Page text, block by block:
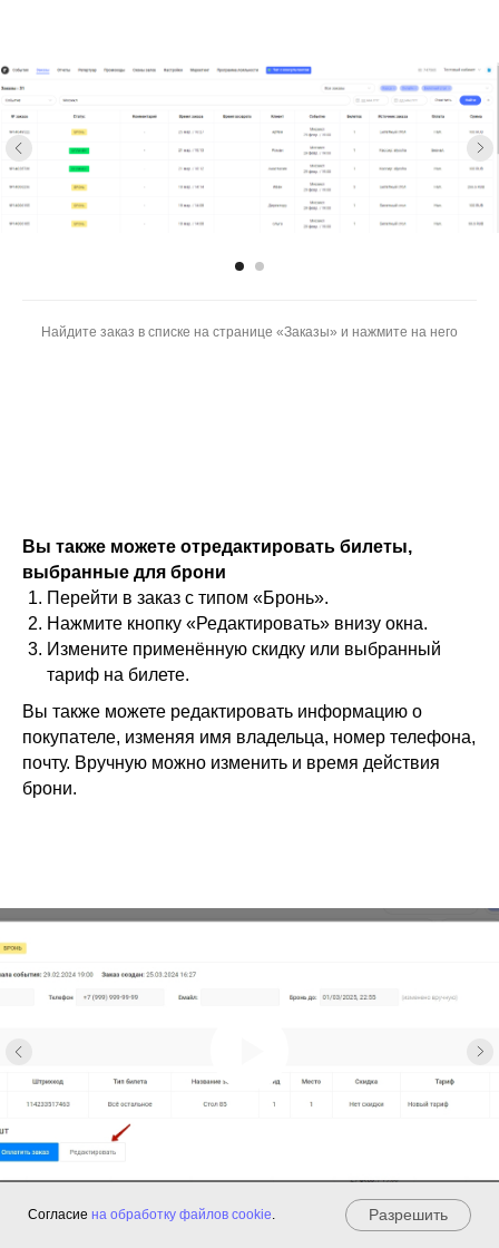
Найдите заказ в списке на странице «‎Заказы» и нажмите на него
Вы также можете отредактировать билеты,
выбранные для брони
Перейти в заказ с типом «Бронь».
Нажмите кнопку «Редактировать» внизу окна.
Измените применённую скидку или выбранный
тариф на билете.
Вы также можете редактировать информацию о
покупателе, изменяя имя владельца, номер телефона,
почту. Вручную можно изменить и время действия
брони.
Согласие на обработку файлов cookie. Разрешить